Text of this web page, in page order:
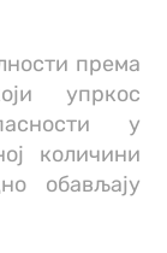
према
упркос
у
количини
обављају